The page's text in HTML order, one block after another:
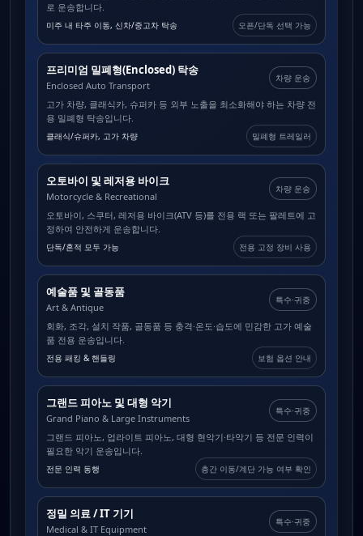
로 운송합니다.
미주 내 타주 이동, 신차/중고차 탁송 오픈/단독 선택 가능
프리미엄 밀폐형(Enclosed) 탁송
Enclosed Auto Transport
차량 운송
고가 차량, 클래식카, 슈퍼카 등 외부 노출을 최소화해야 하는 차량 전
용 밀폐형 탁송입니다.
클래식/슈퍼카, 고가 차량 밀폐형 트레일러
오토바이 및 레저용 바이크
Motorcycle & Recreational
차량 운송
오토바이, 스쿠터, 레저용 바이크(ATV 등)를 전용 랙 또는 팔레트에 고
정하여 안전하게 운송합니다.
단독/혼적 모두 가능 전용 고정 장비 사용
예술품 및 골동품
Art & Antique
특수·귀중
회화, 조각, 설치 작품, 골동품 등 충격·온도·습도에 민감한 고가 예술
품 전용 운송입니다.
전용 패킹 & 핸들링 보험 옵션 안내
그랜드 피아노 및 대형 악기
Grand Piano & Large Instruments
특수·귀중
그랜드 피아노, 업라이트 피아노, 대형 현악기·타악기 등 전문 인력이
필요한 악기 운송입니다.
전문 인력 동행 층간 이동/계단 가능 여부 확인
정밀 의료 / IT 기기
Medical & IT Equipment
특수·귀중